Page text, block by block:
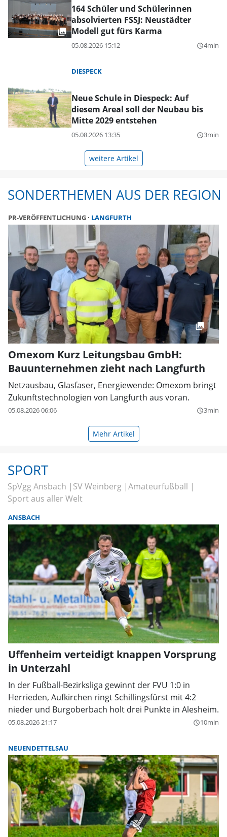
164 Schüler und Schülerinnen
absolvierten FSSJ: Neustädter
Modell gut fürs Karma
05.08.2026 15:12 query_builder4min
DIESPECK
Neue Schule in Diespeck: Auf
diesem Areal soll der Neubau bis
Mitte 2029 entstehen
05.08.2026 13:35 query_builder3min
weitere Artikel
SONDERTHEMEN AUS DER REGION
PR-VERÖFFENTLICHUNG LANGFURTH
Omexom Kurz Leitungsbau GmbH:
Bauunternehmen zieht nach Langfurth
Netzausbau, Glasfaser, Energiewende: Omexom bringt
Zukunftstechnologien von Langfurth aus voran.
05.08.2026 06:06 query_builder3min
Mehr Artikel
SPORT
SpVgg Ansbach SV Weinberg Amateurfußball
Sport aus aller Welt
ANSBACH
Uffenheim verteidigt knappen Vorsprung
in Unterzahl
In der Fußball-Bezirksliga gewinnt der FVU 1:0 in
Herrieden, Aufkirchen ringt Schillingsfürst mit 4:2
nieder und Burgoberbach holt drei Punkte in Alesheim.
05.08.2026 21:17 query_builder10min
NEUENDETTELSAU